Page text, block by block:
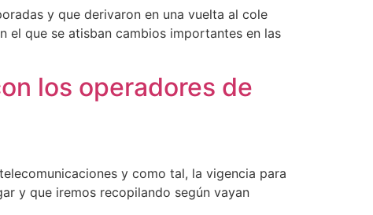
y que derivaron en una vuelta al cole
el que se atisban cambios importantes en las
los operadores de
y como tal, la vigencia para
y que iremos recopilando según vayan